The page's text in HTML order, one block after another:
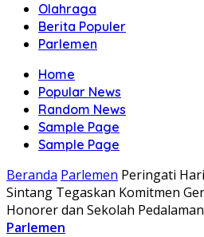
Olahraga
Berita Populer
Parlemen
Home
Popular News
Random News
Sample Page
Sample Page
Beranda Parlemen Peringati
Sintang Tegaskan Komitmen
Honorer dan Sekolah Pedalaman
Parlemen